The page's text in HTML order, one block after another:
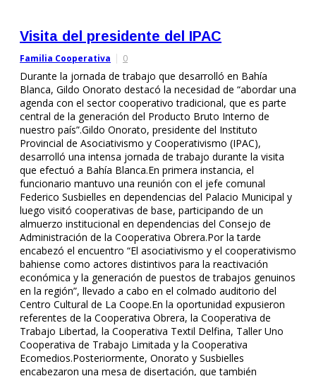
Visita del presidente del IPAC
Familia Cooperativa 0
Durante la jornada de trabajo que desarrolló en Bahía
Blanca, Gildo Onorato destacó la necesidad de “abordar una
agenda con el sector cooperativo tradicional, que es parte
central de la generación del Producto Bruto Interno de
nuestro país”.Gildo Onorato, presidente del Instituto
Provincial de Asociativismo y Cooperativismo (IPAC),
desarrolló una intensa jornada de trabajo durante la visita
que efectuó a Bahía Blanca.En primera instancia, el
funcionario mantuvo una reunión con el jefe comunal
Federico Susbielles en dependencias del Palacio Municipal y
luego visitó cooperativas de base, participando de un
almuerzo institucional en dependencias del Consejo de
Administración de la Cooperativa Obrera.Por la tarde
encabezó el encuentro “El asociativismo y el cooperativismo
bahiense como actores distintivos para la reactivación
económica y la generación de puestos de trabajos genuinos
en la región”, llevado a cabo en el colmado auditorio del
Centro Cultural de La Coope.En la oportunidad expusieron
referentes de la Cooperativa Obrera, la Cooperativa de
Trabajo Libertad, la Cooperativa Textil Delfina, Taller Uno
Cooperativa de Trabajo Limitada y la Cooperativa
Ecomedios.Posteriormente, Onorato y Susbielles
encabezaron una mesa de disertación, que también
Oct 26, 2020